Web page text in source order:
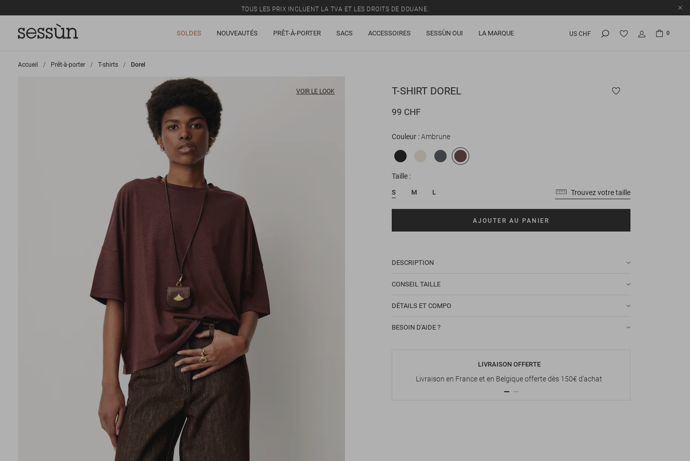
TOUS LES PRIX INCLUENT LA TVA ET LES DROITS DE DOUANE.
SOLDES NOUVEAUTÉS PRÊT-À-PORTER SACS ACCESSOIRES SESSÙN OUI LA MARQUE US CHF 0
Accueil >
Prêt-à-porter >
T-shirts >
Dorel
VOIR LE LOOK T-SHIRT DOREL
99 CHF
Couleur Ambrune
Taille
S M L Trouvez votre taille
AJOUTER AU PANIER
DESCRIPTION
CONSEIL TAILLE
DÉTAILS ET COMPO
BESOIN D'AIDE ?
LIVRAISON OFFERTE
Livraison en France et en Belgique offerte dès 150€ d'achat